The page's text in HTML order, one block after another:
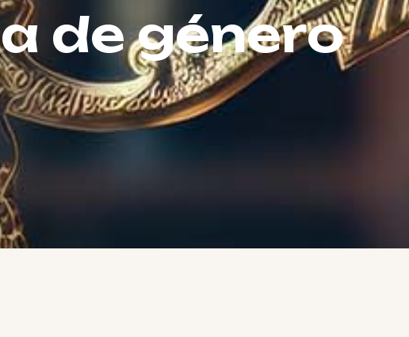
a de género